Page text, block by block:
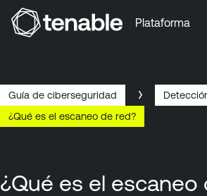
Ir al pie de página
Plataforma
Guía de ciberseguridad
¿Qué es el escaneo de red?
¿Qué es el escaneo